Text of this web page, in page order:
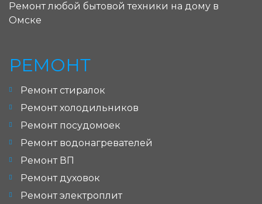
Ремонт любой бытовой техники на дому в
Омске
РЕМОНТ
Ремонт стиралок
Ремонт холодильников
Ремонт посудомоек
Ремонт водонагревателей
Ремонт ВП
Ремонт духовок
Ремонт электроплит